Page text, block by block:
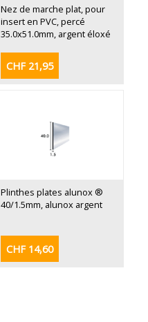
Nez de marche plat, pour
insert en PVC, percé
35.0x51.0mm, argent éloxé
CHF 21,95
Plinthes plates alunox ®
40/1.5mm, alunox argent
CHF 14,60